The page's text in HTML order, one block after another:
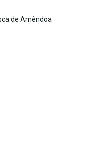
de Amêndoa